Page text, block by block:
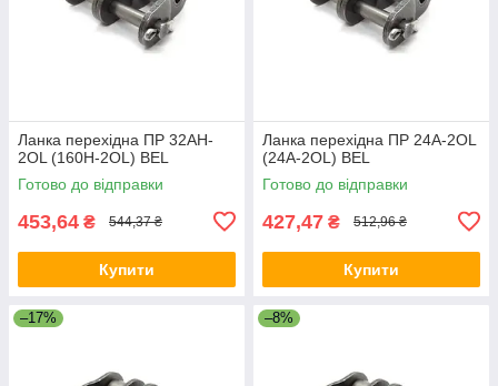
Ланка перехідна ПР 32AH-
2OL (160H-2OL) BEL
Готово до відправки
453,64 ₴ 544,37 ₴
Купити
Ланка перехідна ПР 24A-2OL
(24A-2OL) BEL
Готово до відправки
427,47 ₴ 512,96 ₴
Купити
–17% –8%